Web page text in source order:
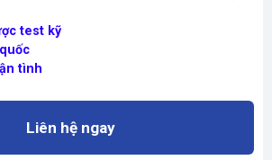
test kỹ
tình
Liên hệ ngay